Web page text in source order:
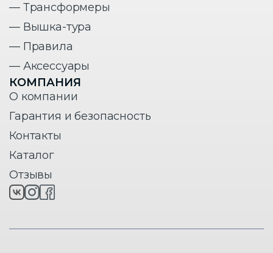
— Трансформеры
— Вышка-тура
— Правила
— Аксессуары
КОМПАНИЯ
О компании
Гарантия и безопасность
Контакты
Каталог
Отзывы